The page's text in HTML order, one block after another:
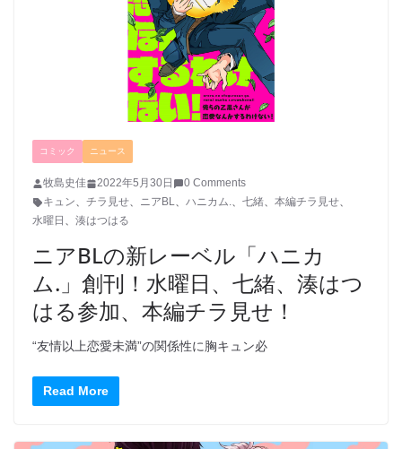
コミック ニュース
牧島史佳 2022年5月30日
0 Comments
キュン、 チラ見せ、 ニアBL、 ハニカム.、 七緒、 本編チラ見せ、
水曜日 、 湊はつはる
ニアBLの新レーベル「ハニカ
ム.」創刊！水曜日、七緒、湊はつ
はる参加、本編チラ見せ！
“友情以上恋愛未満”の関係性に胸キュン必
Read More